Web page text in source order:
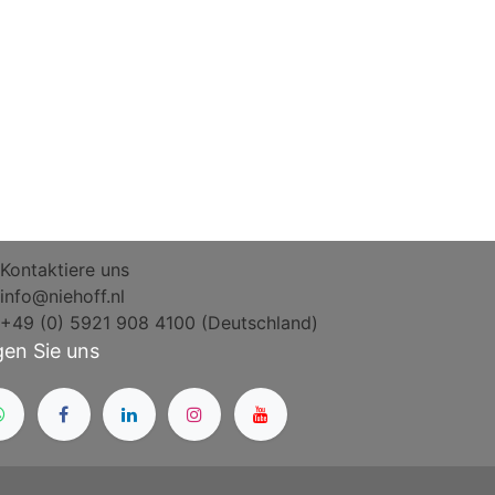
Kontaktiere uns
info@niehoff.nl
+49 (0) 5921 908 4100 (Deutschland)
Sie uns